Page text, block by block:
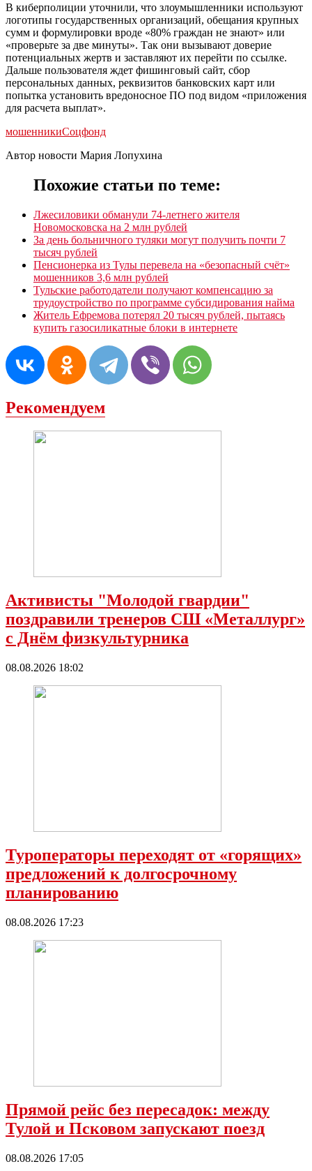
В киберполиции уточнили, что злоумышленники используют
логотипы государственных организаций, обещания крупных
сумм и формулировки вроде «80% граждан не знают» или
«проверьте за две минуты». Так они вызывают доверие
потенциальных жертв и заставляют их перейти по ссылке.
Дальше пользователя ждет фишинговый сайт, сбор
персональных данных, реквизитов банковских карт или
попытка установить вредоносное ПО под видом «приложения
для расчета выплат».
мошенникиСоцфонд
Автор новости Мария Лопухина
Похожие статьи по теме:
Лжесиловики обманули 74-летнего жителя
Новомосковска на 2 млн рублей
За день больничного туляки могут получить почти 7
тысяч рублей
Пенсионерка из Тулы перевела на «безопасный счёт»
мошенников 3,6 млн рублей
Тульские работодатели получают компенсацию за
трудоустройство по программе субсидирования найма
Житель Ефремова потерял 20 тысяч рублей, пытаясь
купить газосиликатные блоки в интернете
Рекомендуем
Активисты "Молодой гвардии"
поздравили тренеров СШ «Металлург»
с Днëм физкультурника
08.08.2026 18:02
Туроператоры переходят от «горящих»
предложений к долгосрочному
планированию
08.08.2026 17:23
Прямой рейс без пересадок: между
Тулой и Псковом запускают поезд
08.08.2026 17:05